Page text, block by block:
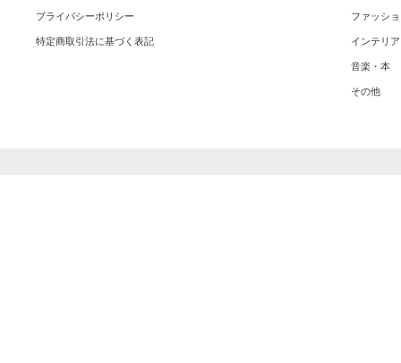
プライバシーポリシー
特定商取引法に基づく表記
ファッシ
インテリア
音楽・本
その他